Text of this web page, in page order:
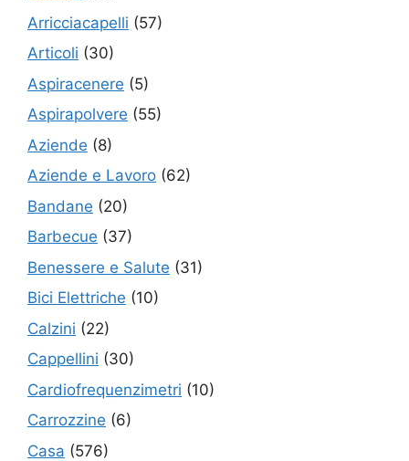
Arricciacapelli (57)
Articoli (30)
Aspiracenere (5)
Aspirapolvere (55)
Aziende (8)
Aziende e Lavoro (62)
Bandane (20)
Barbecue (37)
Benessere e Salute (31)
Bici Elettriche (10)
Calzini (22)
Cappellini (30)
Cardiofrequenzimetri (10)
Carrozzine (6)
Casa (576)